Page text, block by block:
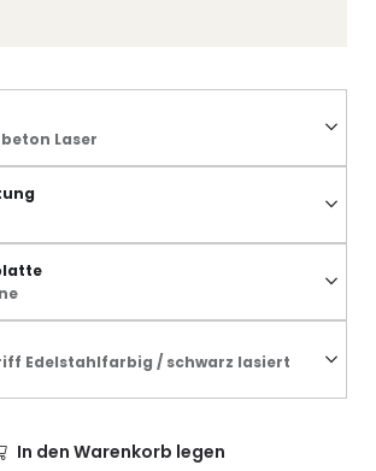
Laser
Edelstahlfarbig / schwarz lasiert
In den Warenkorb legen